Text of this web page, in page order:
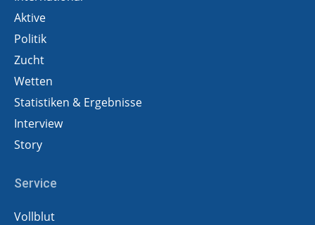
Aktive
Politik
Zucht
Wetten
Statistiken & Ergebnisse
Interview
Story
Service
Vollblut